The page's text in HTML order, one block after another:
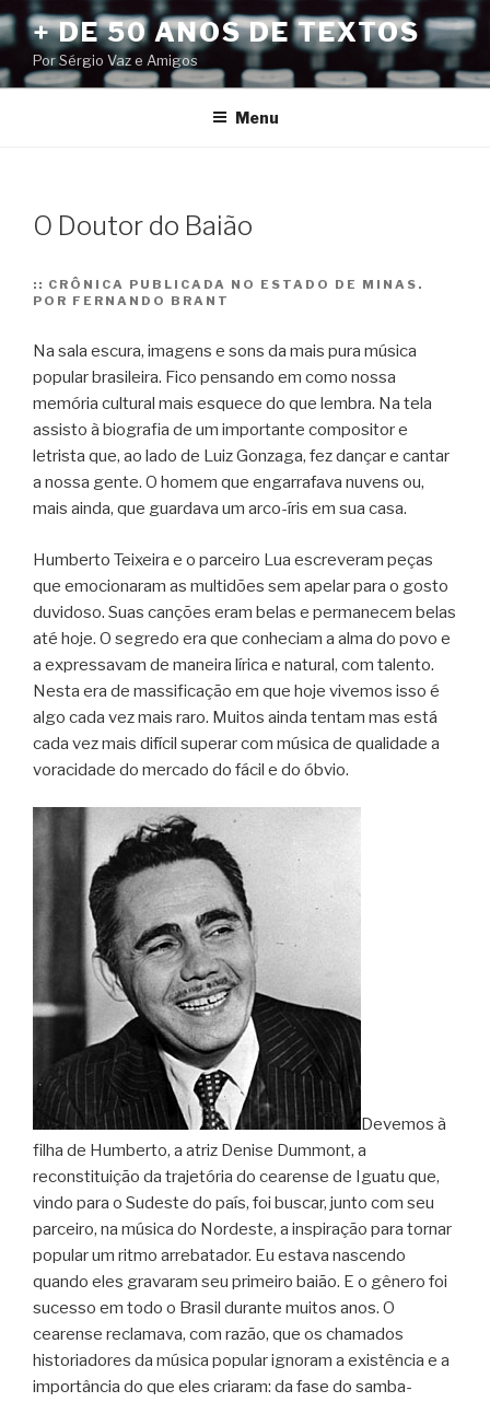
Pular
para
o
conteúdo
+ DE 50 ANOS DE TEXTOS
Por Sérgio Vaz e Amigos
Menu
O Doutor do Baião
:: CRÔNICA PUBLICADA NO ESTADO DE MINAS.
POR FERNANDO BRANT
Na sala escura, imagens e sons da mais pura música
popular brasileira. Fico pensando em como nossa
memória cultural mais esquece do que lembra. Na tela
assisto à biografia de um importante compositor e
letrista que, ao lado de Luiz Gonzaga, fez dançar e cantar
a nossa gente. O homem que engarrafava nuvens ou,
mais ainda, que guardava um arco-íris em sua casa.
Humberto Teixeira e o parceiro Lua escreveram peças
que emocionaram as multidões sem apelar para o gosto
duvidoso. Suas canções eram belas e permanecem belas
até hoje. O segredo era que conheciam a alma do povo e
a expressavam de maneira lírica e natural, com talento.
Nesta era de massificação em que hoje vivemos isso é
algo cada vez mais raro. Muitos ainda tentam mas está
cada vez mais difícil superar com música de qualidade a
voracidade do mercado do fácil e do óbvio.
Devemos à
filha de Humberto, a atriz Denise Dummont, a
reconstituição da trajetória do cearense de Iguatu que,
vindo para o Sudeste do país, foi buscar, junto com seu
parceiro, na música do Nordeste, a inspiração para tornar
popular um ritmo arrebatador. Eu estava nascendo
quando eles gravaram seu primeiro baião. E o gênero foi
sucesso em todo o Brasil durante muitos anos. O
cearense reclamava, com razão, que os chamados
historiadores da música popular ignoram a existência e a
importância do que eles criaram: da fase do samba-